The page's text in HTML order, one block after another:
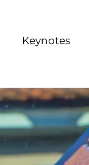
Keynotes